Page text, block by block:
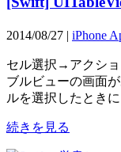
2014/08/27 | iPhone
セル選択→アクショ
ブルビューの画面
ルを選択したとき
続きを見る